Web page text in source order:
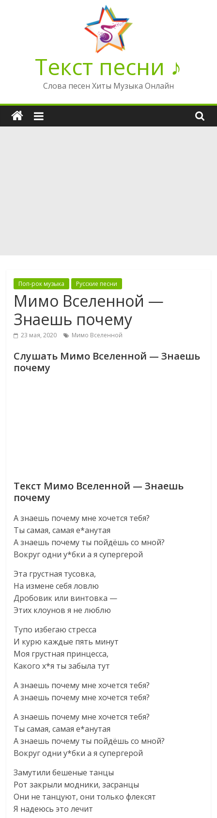
Текст песни ♪
Слова песен Хиты Музыка Онлайн
Поп-рок музыка Русские песни
Мимо Вселенной —
Знаешь почему
23 мая, 2020 Мимо Вселенной
Слушать Мимо Вселенной — Знаешь
почему
Текст Мимо Вселенной — Знаешь
почему
А знаешь почему мне хочется тебя?
Ты самая, самая е*анутая
А знаешь почему ты пойдёшь со мной?
Вокруг одни у*бки а я супергерой
Эта грустная тусовка,
На измене себя ловлю
Дробовик или винтовка —
Этих клоунов я не люблю
Тупо избегаю стресса
И курю каждые пять минут
Моя грустная принцесса,
Какого х*я ты забыла тут
А знаешь почему мне хочется тебя?
А знаешь почему мне хочется тебя?
А знаешь почему мне хочется тебя?
Ты самая, самая е*анутая
А знаешь почему ты пойдёшь со мной?
Вокруг одни у*бки а я супергерой
Замутили бешеные танцы
Рот закрыли модники, засранцы
Они не танцуют, они только флексят
Я надеюсь это лечит